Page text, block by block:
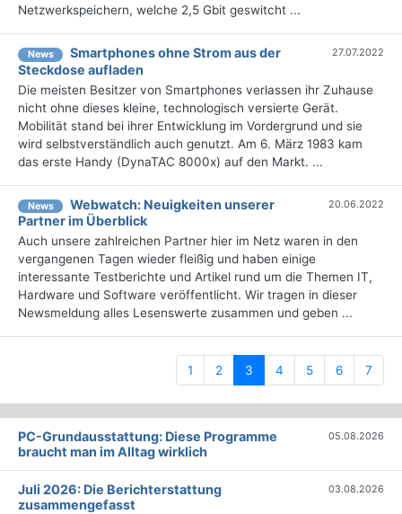
Netzwerkspeichern, welche 2,5 Gbit geswitcht ...
News
Smartphones ohne Strom aus der
Steckdose aufladen
27.07.2022
Die meisten Besitzer von Smartphones verlassen ihr Zuhause
nicht ohne dieses kleine, technologisch versierte Gerät.
Mobilität stand bei ihrer Entwicklung im Vordergrund und sie
wird selbstverständlich auch genutzt. Am 6. März 1983 kam
das erste Handy (DynaTAC 8000x) auf den Markt. ...
News
Webwatch: Neuigkeiten unserer
Partner im Überblick
20.06.2022
Auch unsere zahlreichen Partner hier im Netz waren in den
vergangenen Tagen wieder fleißig und haben einige
interessante Testberichte und Artikel rund um die Themen IT,
Hardware und Software veröffentlicht. Wir tragen in dieser
Newsmeldung alles Lesenswerte zusammen und geben ...
1 2 3 (current)
4 5 6 7
PC-Grundausstattung: Diese Programme
braucht man im Alltag wirklich
05.08.2026
Juli 2026: Die Bericht­erstattung
zusammengefasst
03.08.2026